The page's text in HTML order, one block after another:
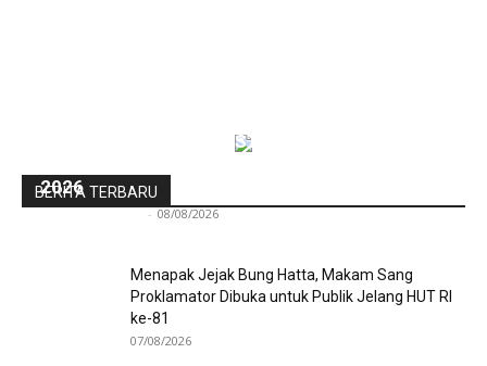
BERITA TERBARU
Pra-PKKMB Politeknik STIA LAN Jakarta Bekali
2026
- 08/08/2026
Menapak Jejak Bung Hatta, Makam Sang
Proklamator Dibuka untuk Publik Jelang HUT RI
ke-81
07/08/2026